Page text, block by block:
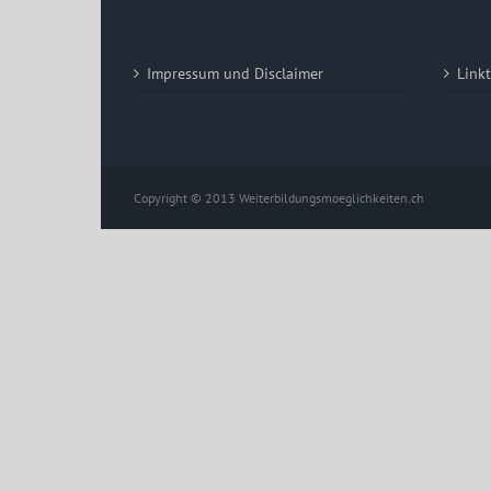
Impressum und Disclaimer
Copyright © 2013 Weiterbildungsmoeglichkeiten.ch